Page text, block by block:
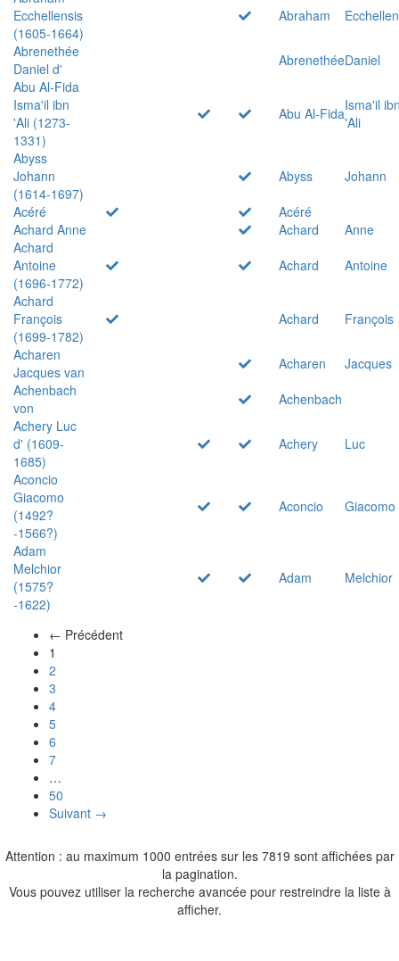
Ecchellensis
(1605-1664)
Abraham
Abrenethée
Daniel d'
AbrenethéeDaniel
Abu Al-Fida
Isma'il ibn
'Ali (1273-
1331)
Abu Al-FidaIsma'il
'Ali
Abyss
Johann
(1614-1697)
Abyss
Johann
Acéré
Acéré
Achard Anne
Achard
Anne
Achard
Antoine
(1696-1772)
Achard
Antoine
Achard
François
(1699-1782)
Achard
François
Acharen
Jacques van
Acharen
Jacques
Achenbach
von
Achenbach
Achery Luc
d' (1609-
1685)
Achery
Luc
Aconcio
Giacomo
(1492?
-1566?)
Aconcio Giacomo
Adam
Melchior
(1575?
-1622)
Adam Melchior
← Précédent
1
2
3
4
5
6
7
…
50
Suivant →
Attention : au maximum 1000 entrées sur les 7819 sont affichées par
la pagination.
Vous pouvez utiliser la recherche avancée pour restreindre la liste à
afficher.